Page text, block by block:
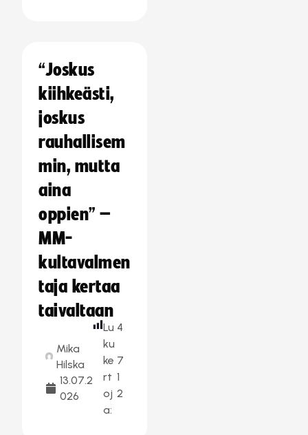
“Joskus
kiihkeästi,
joskus
rauhallisem
min, mutta
aina
oppien” –
MM-
kultavalmen
taja kertaa
taivaltaan
Mika
Hilska
13.07.2
026
Lu
ku
ke
rt
oj
a:
4
7
1
2